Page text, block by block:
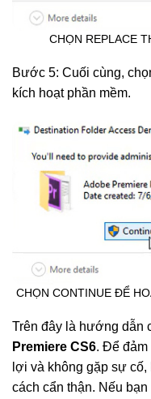
CHỌN REPLACE
Bước 5: Cuối cùng,
kích hoạt phần mềm.
CHỌN CONTINUE ĐỂ
Trên đây là hướng dẫn
Premiere CS6. Để đảm
lợi và không gặp sự
cách cẩn thận. Nếu